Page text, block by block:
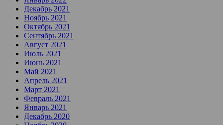
Декабрь 2021
Ноябрь 2021
Октябрь 2021
Сентябрь 2021
Август 2021
Июль 2021
Июнь 2021
Май 2021
Апрель 2021
Март 2021
Февраль 2021
Январь 2021
Декабрь 2020